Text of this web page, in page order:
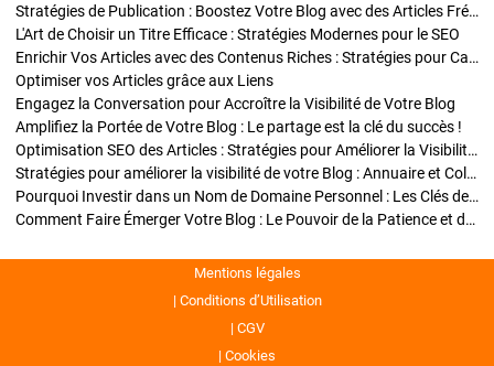
Stratégies de Publication : Boostez Votre Blog avec des Articles Fréquents et Exclusifs
L'Art de Choisir un Titre Efficace : Stratégies Modernes pour le SEO
Enrichir Vos Articles avec des Contenus Riches : Stratégies pour Captiver et Optimiser
Optimiser vos Articles grâce aux Liens
Engagez la Conversation pour Accroître la Visibilité de Votre Blog
Amplifiez la Portée de Votre Blog : Le partage est la clé du succès !
Optimisation SEO des Articles : Stratégies pour Améliorer la Visibilité de Votre Blog
Stratégies pour améliorer la visibilité de votre Blog : Annuaire et Collaborations
Pourquoi Investir dans un Nom de Domaine Personnel : Les Clés de la Réussite de Votre Blog
Comment Faire Émerger Votre Blog : Le Pouvoir de la Patience et de la Persévérance
Mentions légales
Conditions d’Utilisation
CGV
Cookies